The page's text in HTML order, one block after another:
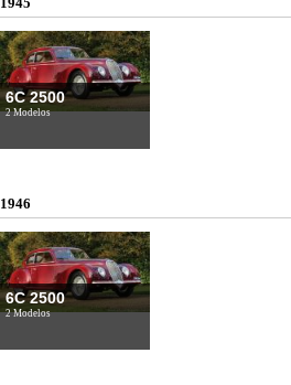
6C 2500
2 Modelos
1946
6C 2500
2 Modelos